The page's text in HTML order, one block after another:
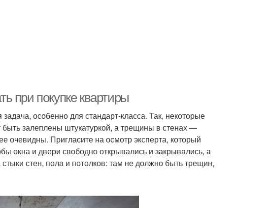
при покупке квартиры
особенно для стандарт-класса. Так, некоторые
залеплены штукатуркой, а трещины в стенах —
очевидны. Пригласите на осмотр эксперта, который
окна и двери свободно открывались и закрывались, а
стен, пола и потолков: там не должно быть трещин,